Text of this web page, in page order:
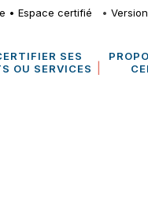
•Espace certifié •
SES
OU SERVICES